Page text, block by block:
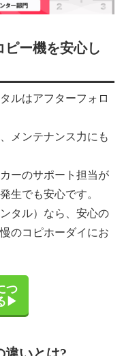
ピー機を安心し
ルはアフターフォロ
メンテナンス力にも
ーのサポート担当が
生でも安心です。
タル）なら、安心の
のコピホーダイにお
つ
▶